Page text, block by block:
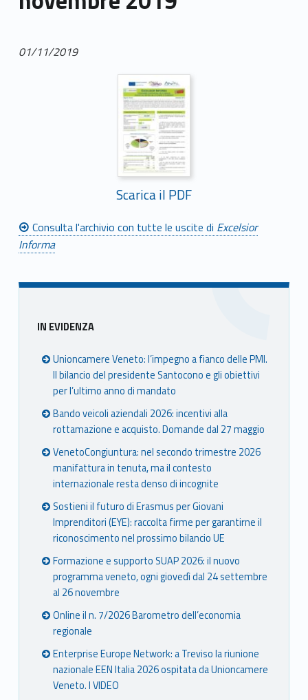
01/11/2019
Scarica il PDF
Consulta l'archivio con tutte le uscite di Excelsior
Informa
Skip back to main navigation
Sidebar
IN EVIDENZA
Unioncamere Veneto: l’impegno a fianco delle PMI.
Il bilancio del presidente Santocono e gli obiettivi
per l’ultimo anno di mandato
Bando veicoli aziendali 2026: incentivi alla
rottamazione e acquisto. Domande dal 27 maggio
VenetoCongiuntura: nel secondo trimestre 2026
manifattura in tenuta, ma il contesto
internazionale resta denso di incognite
Sostieni il futuro di Erasmus per Giovani
Imprenditori (EYE): raccolta firme per garantirne il
riconoscimento nel prossimo bilancio UE
Formazione e supporto SUAP 2026: il nuovo
programma veneto, ogni giovedì dal 24 settembre
al 26 novembre
Online il n. 7/2026 Barometro dell’economia
regionale
Enterprise Europe Network: a Treviso la riunione
nazionale EEN Italia 2026 ospitata da Unioncamere
Veneto. I VIDEO